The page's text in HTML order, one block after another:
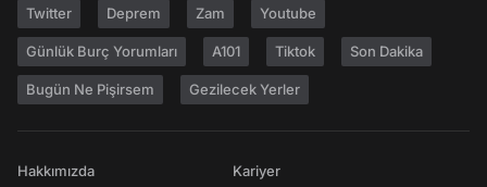
Twitter Deprem Zam Youtube
Günlük Burç Yorumları A101 Tiktok Son Dakika
Bugün Ne Pişirsem Gezilecek Yerler
Hakkımızda
Kariyer